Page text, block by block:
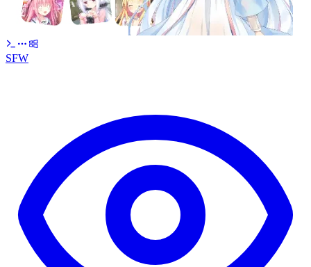
SFW